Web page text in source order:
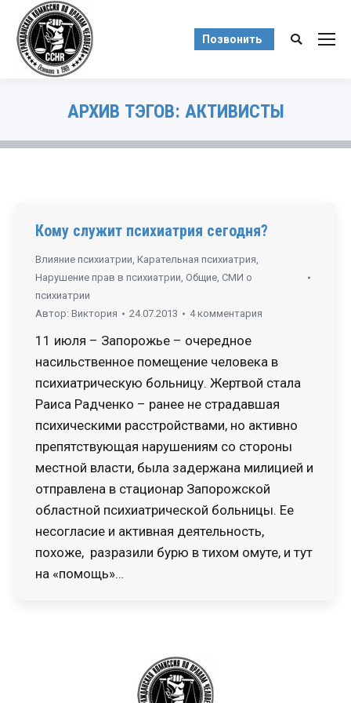
Позвонить Поиск:
АРХИВ ТЭГОВ: АКТИВИСТЫ
Кому служит психиатрия сегодня?
Влияние психиатрии, Карательная психиатрия,
Нарушение прав в психиатрии, Общие, СМИ о
психиатрии
Автор: Виктория 24.07.2013 4 комментария
11 июля – Запорожье – очередное
насильственное помещение человека в
психиатрическую больницу. Жертвой стала
Раиса Радченко – ранее не страдавшая
психическими расстройствами, но активно
препятствующая нарушениям со стороны
местной власти, была задержана милицией и
отправлена в стационар Запорожской
областной психиатрической больницы. Ее
несогласие и активная деятельность,
похоже, разразили бурю в тихом омуте, и тут
на «помощь»…